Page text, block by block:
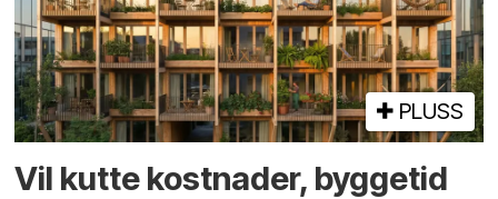
PLUSS
Vil kutte kostnader, byggetid